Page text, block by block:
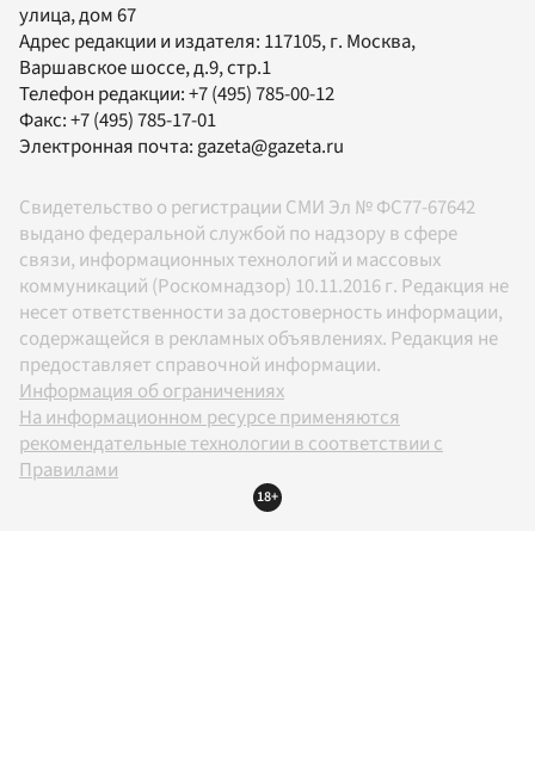
улица, дом 67
Адрес редакции и издателя: 117105, г. Москва,
Варшавское шоссе, д.9, стр.1
Телефон редакции:+7 (495) 785-00-12
Факс:+7 (495) 785-17-01
Электронная почта:gazeta@gazeta.ru
Свидетельство о регистрации СМИ Эл № ФС77-67642
выдано федеральной службой по надзору в сфере
связи, информационных технологий и массовых
коммуникаций (Роскомнадзор) 10.11.2016 г. Редакция не
несет ответственности за достоверность информации,
содержащейся в рекламных объявлениях. Редакция не
предоставляет справочной информации.
Информация об ограничениях
На информационном ресурсе применяются
рекомендательные технологии в соответствии с
Правилами
18+